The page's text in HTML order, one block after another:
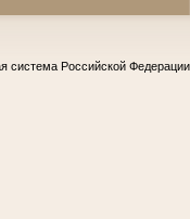
система Российской